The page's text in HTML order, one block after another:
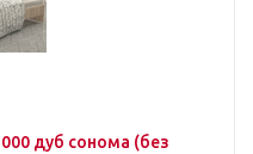
дуб сонома (без